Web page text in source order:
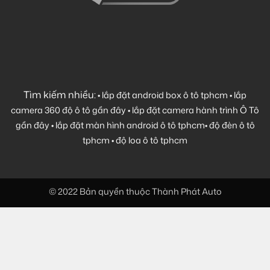
Tìm kiếm nhiều:•lắp đặt android box ô tô tphcm•lắp
camera 360 độ ô tô gần đây•lắp đặt camera hành trình Ô Tô
gần đây•lắp đặt màn hình android ô tô tphcm•độ đèn ô tô
tphcm•độ loa ô tô tphcm
© 2022 Bản quyền thuộc Thành Phát Auto